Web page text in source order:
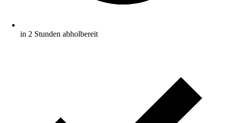
in 2 Stunden abholbereit